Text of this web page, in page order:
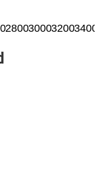
2800300032003400